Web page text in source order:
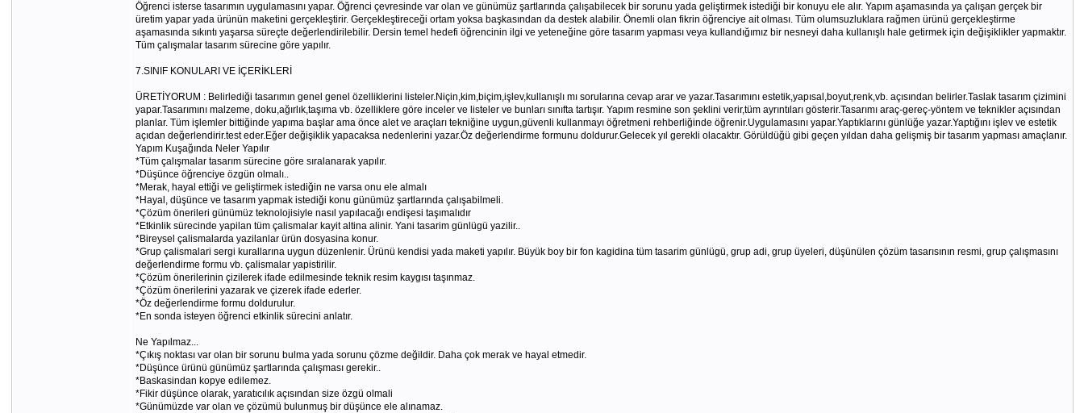
Öğrenci isterse tasarımın uygulamasını yapar. Öğrenci çevresinde var olan ve günümüz şartlarında çalışabilecek bir sorunu yada geliştirmek istediği bir konuyu ele alır. Yapım aşamasında ya çalışan gerçek bir
üretim yapar yada ürünün maketini gerçekleştirir. Gerçekleştireceği ortam yoksa başkasından da destek alabilir. Önemli olan fikrin öğrenciye ait olması. Tüm olumsuzluklara rağmen ürünü gerçekleştirme
aşamasında sıkıntı yaşarsa süreçte değerlendirilebilir. Dersin temel hedefi öğrencinin ilgi ve yeteneğine göre tasarım yapması veya kullandığımız bir nesneyi daha kullanışlı hale getirmek için değişiklikler yapmaktır.
Tüm çalışmalar tasarım sürecine göre yapılır.
7.SINIF KONULARI VE İÇERİKLERİ
ÜRETİYORUM : Belirlediği tasarımın genel genel özelliklerini listeler.Niçin,kim,biçim,işlev,kullanışlı mı sorularına cevap arar ve yazar.Tasarımını estetik,yapısal,boyut,renk,vb. açısından belirler.Taslak tasarım çizimini
yapar.Tasarımını malzeme, doku,ağırlık,taşıma vb. özelliklere göre inceler ve listeler ve bunları sınıfta tartışır. Yapım resmine son şeklini verir,tüm ayrıntıları gösterir.Tasarımı araç-gereç-yöntem ve teknikler açısından
planlar. Tüm işlemler bittiğinde yapıma başlar ama önce alet ve araçları tekniğine uygun,güvenli kullanmayı öğretmeni rehberliğinde öğrenir.Uygulamasını yapar.Yaptıklarını günlüğe yazar.Yaptığını işlev ve estetik
açıdan değerlendirir.test eder.Eğer değişiklik yapacaksa nedenlerini yazar.Öz değerlendirme formunu doldurur.Gelecek yıl gerekli olacaktır. Görüldüğü gibi geçen yıldan daha gelişmiş bir tasarım yapması amaçlanır.
Yapım Kuşağında Neler Yapılır
*Tüm çalışmalar tasarım sürecine göre sıralanarak yapılır.
*Düşünce öğrenciye özgün olmalı..
*Merak, hayal ettiği ve geliştirmek istediğin ne varsa onu ele almalı
*Hayal, düşünce ve tasarım yapmak istediği konu günümüz şartlarında çalışabilmeli.
*Çözüm önerileri günümüz teknolojisiyle nasıl yapılacağı endişesi taşımalıdır
*Etkinlik sürecinde yapilan tüm çalismalar kayit altina alinir. Yani tasarim günlügü yazilir..
*Bireysel çalismalarda yazilanlar ürün dosyasina konur.
*Grup çalismalari sergi kurallarına uygun düzenlenir. Ürünü kendisi yada maketi yapılır. Büyük boy bir fon kagidina tüm tasarim günlügü, grup adi, grup üyeleri, düşünülen çözüm tasarısının resmi, grup çalışmasını
değerlendirme formu vb. çalismalar yapistirilir.
*Çözüm önerilerinin çizilerek ifade edilmesinde teknik resim kaygısı taşınmaz.
*Çözüm önerilerini yazarak ve çizerek ifade ederler.
*Öz değerlendirme formu doldurulur.
*En sonda isteyen öğrenci etkinlik sürecini anlatır.
Ne Yapılmaz...
*Çıkış noktası var olan bir sorunu bulma yada sorunu çözme değildir. Daha çok merak ve hayal etmedir.
*Düşünce ürünü günümüz şartlarında çalışması gerekir..
*Baskasindan kopye edilemez.
*Fikir düşünce olarak, yaratıcılık açısından size özgü olmali
*Günümüzde var olan ve çözümü bulunmuş bir düşünce ele alınamaz.